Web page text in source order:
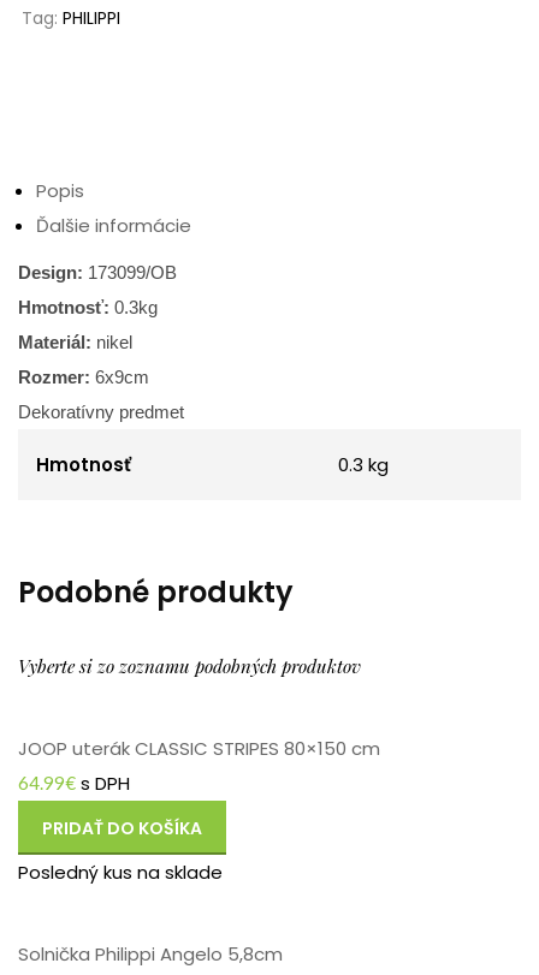
Tag: PHILIPPI
Popis
Ďalšie informácie
Design: 173099/OB
Hmotnosť: 0.3kg
Materiál: nikel
Rozmer: 6x9cm
Dekoratívny predmet
Hmotnosť 0.3 kg
Podobné produkty
Vyberte si zo zoznamu podobných produktov
JOOP uterák CLASSIC STRIPES 80×150 cm
64.99€ s DPH
PRIDAŤ DO KOŠÍKA
Posledný kus na sklade
Solnička Philippi Angelo 5,8cm